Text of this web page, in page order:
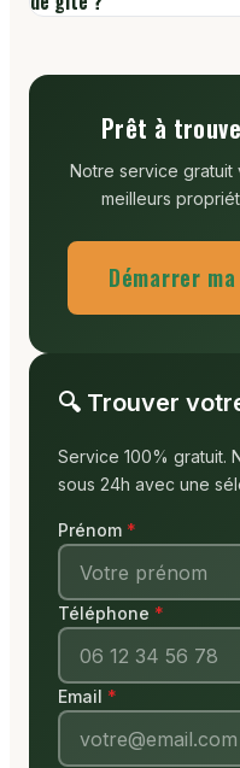
Prêt à
Notre service gratuit
meilleurs
Démarrer
🔍 Trouver
Service 100% gratuit.
sous 24h avec une
Prénom
Téléphone
Email